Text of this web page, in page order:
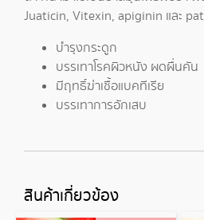
Juaticin, Vitexin, apiginin และ
บำรุงกระดูก
บรรเทาโรคผิวหนัง ผดผื่นคัน
มีฤทธิ์ฆ่าเชื้อแบคทีเรีย
บรรเทาการอักเสบ
สินค้าเกี่ยวข้อง